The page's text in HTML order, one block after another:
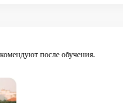
после обучения.